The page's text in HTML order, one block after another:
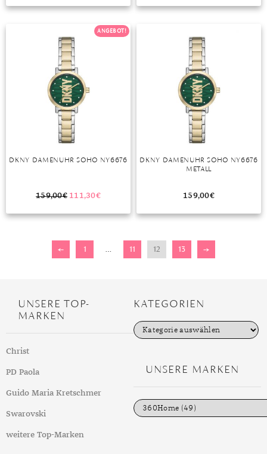
ANGEBOT!
DKNY DAMENUHR SOHO NY6676
159,00€ 111,30€
DKNY DAMENUHR SOHO NY6676
METALL
159,00€
← 1 … 11 12 13 →
UNSERE TOP-
MARKEN
Christ
PD Paola
Guido Maria Kretschmer
Swarovski
weitere Top-Marken
KATEGORIEN
K
a
e
n
UNSERE MARKEN